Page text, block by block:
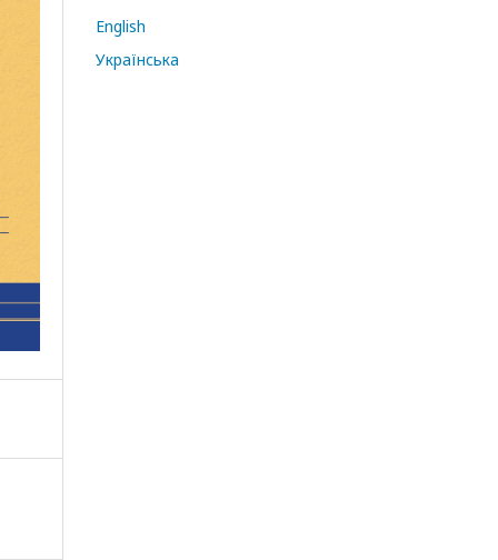
English
Українська